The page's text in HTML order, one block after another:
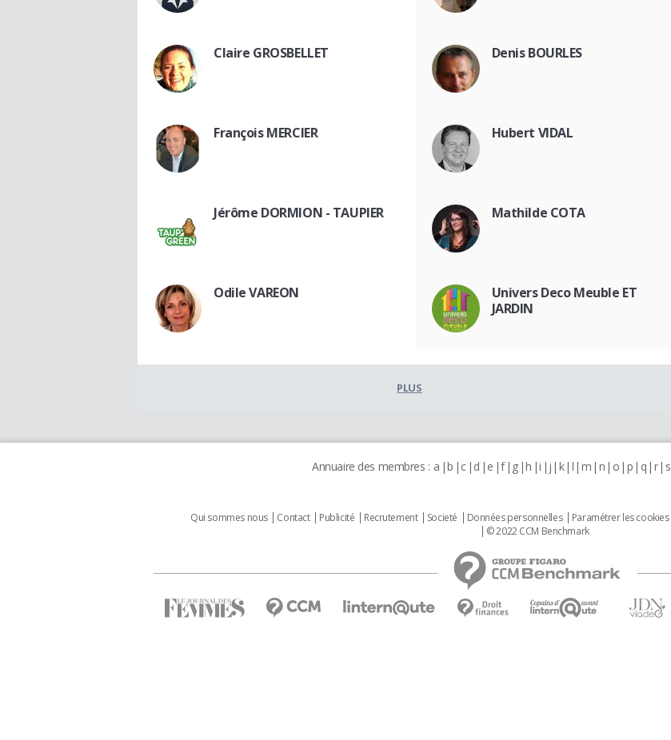
Claire GROSBELLET Denis BOURLES
François MERCIER Hubert VIDAL
Jérôme DORMION - TAUPIER Mathilde COTA
Odile VAREON
Univers Deco Meuble ET
JARDIN
PLUS
Annuaire des membres : a b c d e f g h i j k l m n o p q r s
Qui sommes nous Contact Publicité Recrutement Societé Données personnelles Paramétrer les cookies
© 2022 CCM Benchmark